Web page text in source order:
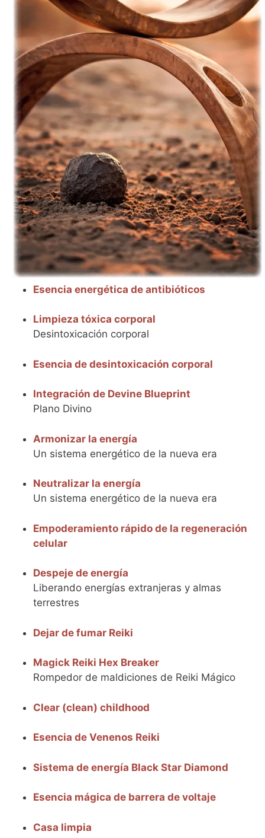
Esencia energética de antibióticos
Limpieza tóxica corporal
Desintoxicación corporal
Esencia de desintoxicación corporal
Integración de Devine Blueprint
Plano Divino
Armonizar la energía
Un sistema energético de la nueva era
Neutralizar la energía
Un sistema energético de la nueva era
Empoderamiento rápido de la regeneración
celular
Despeje de energía
Liberando energías extranjeras y almas
terrestres
Dejar de fumar Reiki
Magick Reiki Hex Breaker
Rompedor de maldiciones de Reiki Mágico
Clear (clеan) childhood
Esencia de Venenos Reiki
Sistema de energía Black Star Diamond
Esencia mágica de barrera de voltaje
Casa limpia